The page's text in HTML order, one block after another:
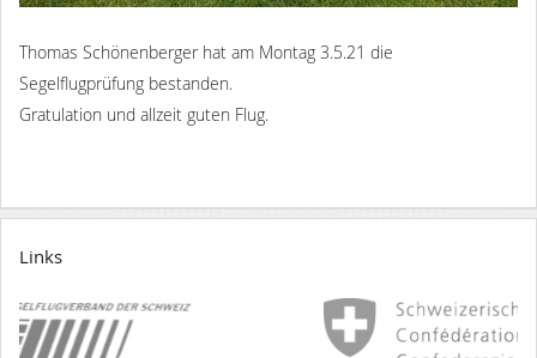
Thomas Schönenberger hat am Montag 3.5.21 die
Segelflugprüfung bestanden.
Gratulation und allzeit guten Flug.
Links